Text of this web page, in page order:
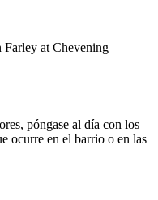
póngase al día con los
ocurre en el barrio o en las